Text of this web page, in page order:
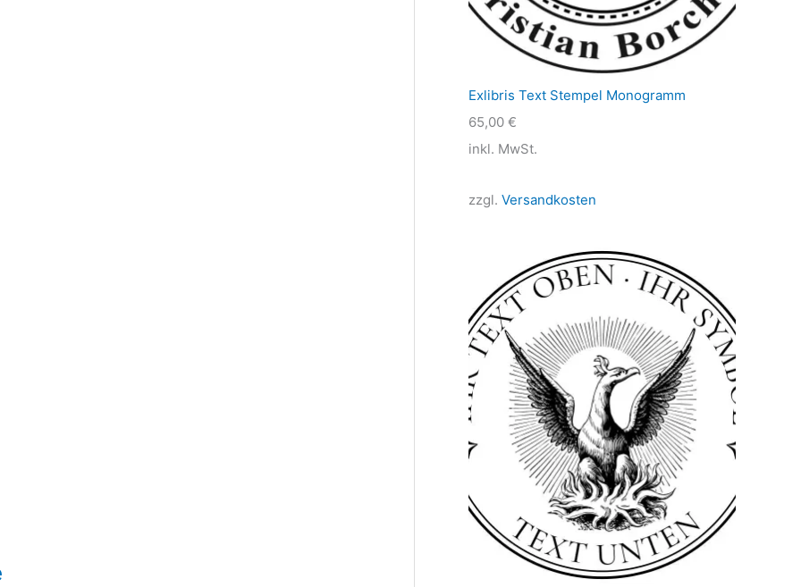
Exlibris Text Stempel Monogramm
65,00 €
inkl. MwSt.
zzgl. Versandkosten